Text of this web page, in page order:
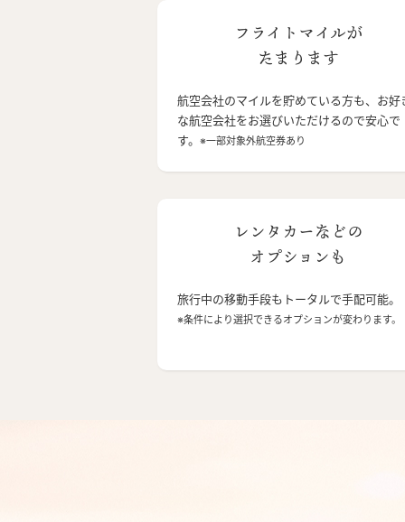
フライトマイルが
たまります
航空会社のマイルを貯めている方も、お好
な航空会社をお選びいただけるので安心で
す。 ※一部対象外航空券あり
レンタカーなどの
オプションも
旅行中の移動手段もトータルで手配可能。
※条件により選択できるオプションが変わります。